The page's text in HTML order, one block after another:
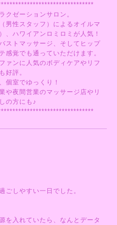
クゼーションサロン。
男性スタッフ）によるオイルマ
、ハワイアンロミロミが人気！
ストマッサージ、そしてヒップ
感覚でも通っていただけます。
ァンに人気のボディケアやリフ
好評。
個室でゆっくり！
や夜間営業のマッサージ店やリ
の方にも♪
ごしやすい一日でした。
を入れていたら、なんとデータ